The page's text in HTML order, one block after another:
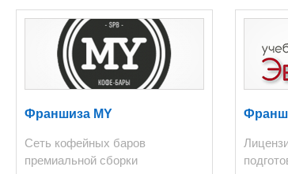
Франшиза MY
Сеть кофейных баров
премиальной сборки